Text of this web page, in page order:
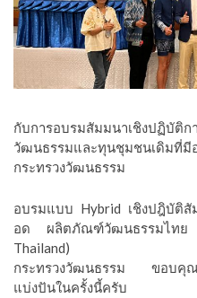
กับการอบรมสัมมนาเชิงปฏิบัติ
วัฒนธรรมและทุนชุมชนเดิ
กระทรวงวัฒนธรรม
อบรมแบบ Hybrid เชิงปฎิบัติสั
อด ผลิตภัณฑ์วัฒนธรรมไทย
Thailand)
กระทรวงวัฒนธรรม ขอบคุณ
แบ่งปันในครั้งนี้ครับ